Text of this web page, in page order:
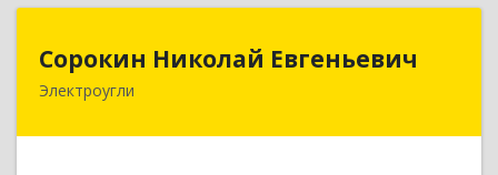
Сорокин Николай Евгеньевич
Электроугли
Сорокин Николай Евгеньевич